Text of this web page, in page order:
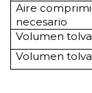
Aire
necesario
Volumen
Volumen